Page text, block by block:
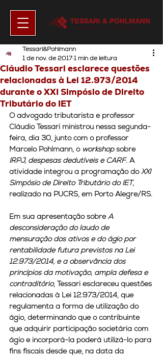
Cláudio Tessari esclarece questões
relacionadas à Lei 12.973/2014
durante o XXI Simpósio de Direito
Tributário do IET
Tessari&Pohlmann
1 de nov. de 20171 min de leitura
O advogado tributarista e professor
Cláudio Tessari ministrou nessa segunda-
feira, dia 30, junto com o professor
Marcelo Pohlmann, o workshop sobre
IRPJ, despesas dedutíveis e CARF. A
atividade integrou a programação do XXI
Simpósio de Direito Tributário do IET,
realizado na PUCRS, em Porto Alegre/RS.
Em sua apresentação sobre A
desconsideração do laudo de
mensuração dos ativos e do ágio por
rentabilidade futura previstos na Lei
12.973/2014, e a observância dos
princípios da motivação, ampla defesa e
contraditório, Tessari esclareceu questões
relacionadas à Lei 12.973/2014, que
regulamenta a forma de utilização do
ágio, determinando que o contribuinte
que adquirir participação societária com
ágio e incorporá-la poderá utilizá-lo para
fins fiscais desde que, na data da